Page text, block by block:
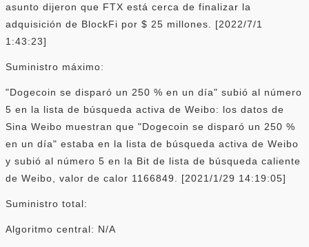
asunto dijeron que FTX está cerca de finalizar la
adquisición de BlockFi por $ 25 millones. [2022/7/1
1:43:23]
Suministro máximo:
"Dogecoin se disparó un 250 % en un día" subió al número
5 en la lista de búsqueda activa de Weibo: los datos de
Sina Weibo muestran que "Dogecoin se disparó un 250 %
en un día" estaba en la lista de búsqueda activa de Weibo
y subió al número 5 en la Bit de lista de búsqueda caliente
de Weibo, valor de calor 1166849. [2021/1/29 14:19:05]
Suministro total:
Algoritmo central: N/A